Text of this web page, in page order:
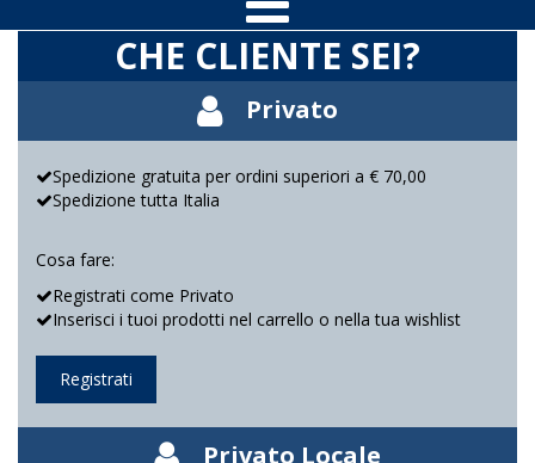
CHE CLIENTE SEI?
Privato
Spedizione gratuita per ordini superiori a € 70,00
Spedizione tutta Italia
Cosa fare:
Registrati come Privato
Inserisci i tuoi prodotti nel carrello o nella tua wishlist
Registrati
Privato Locale